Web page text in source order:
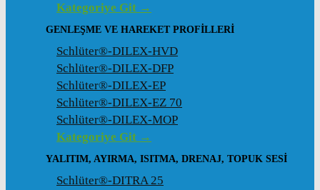
Kategoriye Git →
GENLEŞME VE HAREKET PROFILLERI
Schlüter®-DILEX-HVD
Schlüter®-DILEX-DFP
Schlüter®-DILEX-EP
Schlüter®-DILEX-EZ 70
Schlüter®-DILEX-MOP
Kategoriye Git →
YALITIM, AYIRMA, ISITMA, DRENAJ, TOPUK SESI
Schlüter®-DITRA 25